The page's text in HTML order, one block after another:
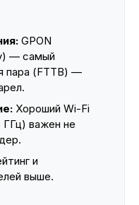
GPON
— самый
пара (FTTB) —
Хороший Wi-Fi
важен не
и
выше.